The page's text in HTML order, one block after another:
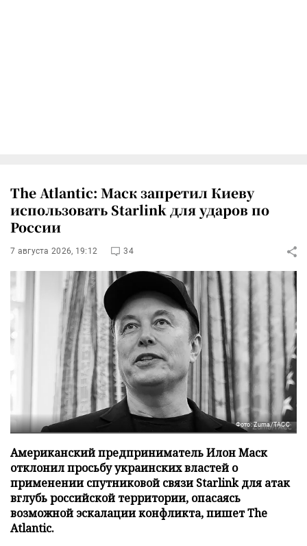
The Atlantic: Маск запретил Киеву
использовать Starlink для ударов по
России
7 августа 2026, 19:12 34
Фото: Zuma/ТАСС
Американский предприниматель Илон Маск
отклонил просьбу украинских властей о
применении спутниковой связи Starlink для атак
вглубь российской территории, опасаясь
возможной эскалации конфликта, пишет The
Atlantic.